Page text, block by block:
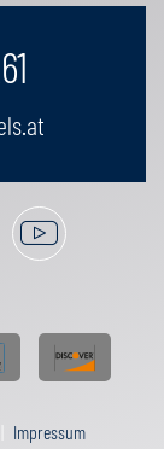
Impressum